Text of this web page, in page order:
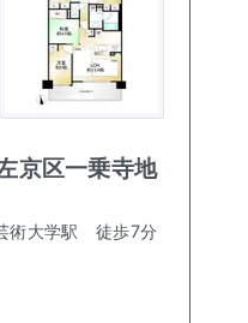
京区一乗寺地
術大学駅 徒歩7分